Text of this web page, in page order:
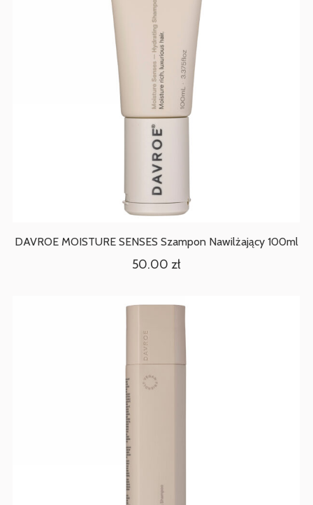
DAVROE MOISTURE SENSES Szampon Nawilżający 100ml
50.00 zł